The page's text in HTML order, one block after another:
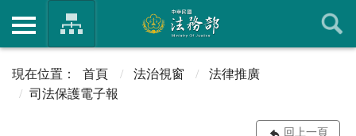
首頁 法治視窗
法律推廣
司法保護電子報
回上一頁